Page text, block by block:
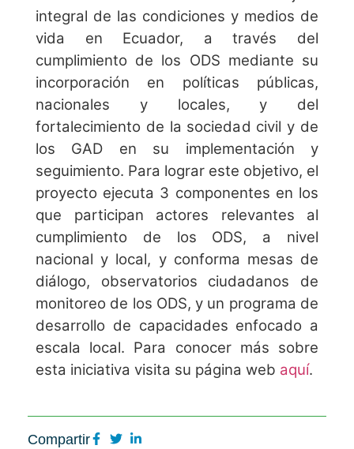
integral de las condiciones y medios de
vida en Ecuador, a través del
cumplimiento de los ODS mediante su
incorporación en políticas públicas,
nacionales y locales, y del
fortalecimiento de la sociedad civil y de
los GAD en su implementación y
seguimiento. Para lograr este objetivo, el
proyecto ejecuta 3 componentes en los
que participan actores relevantes al
cumplimiento de los ODS, a nivel
nacional y local, y conforma mesas de
diálogo, observatorios ciudadanos de
monitoreo de los ODS, y un programa de
desarrollo de capacidades enfocado a
escala local. Para conocer más sobre
esta iniciativa visita su página web aquí.
Compartir